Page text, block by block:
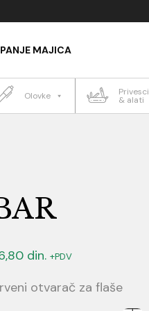
MAJICA
Olovke Privesci
& alati
din. +PDV
otvarač za flaše